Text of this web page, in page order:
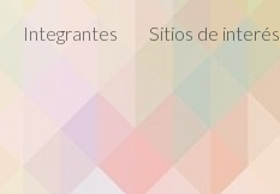
Skip to navigation
Integrantes Sitios de interés